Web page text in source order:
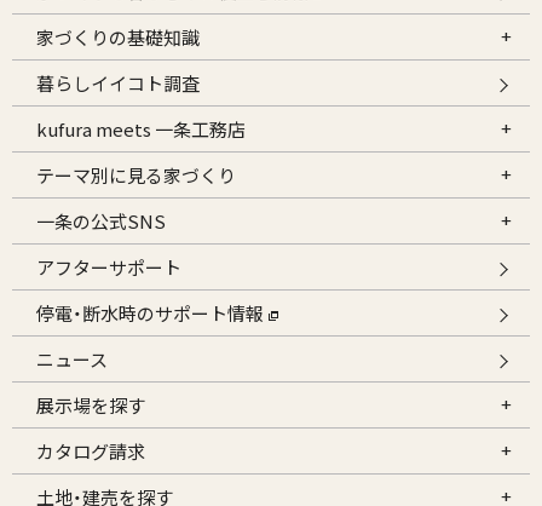
家づくりの基礎知識
暮らしイイコト調査
kufura meets 一条工務店
テーマ別に見る家づくり
一条の公式SNS
アフターサポート
停電・断水時のサポート情報
ニュース
展示場を探す
カタログ請求
土地・建売を探す